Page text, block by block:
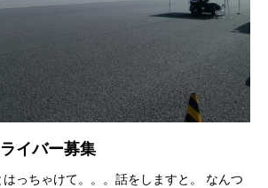
イバー募集
っちゃけて。。。話をしますと。 なんつ